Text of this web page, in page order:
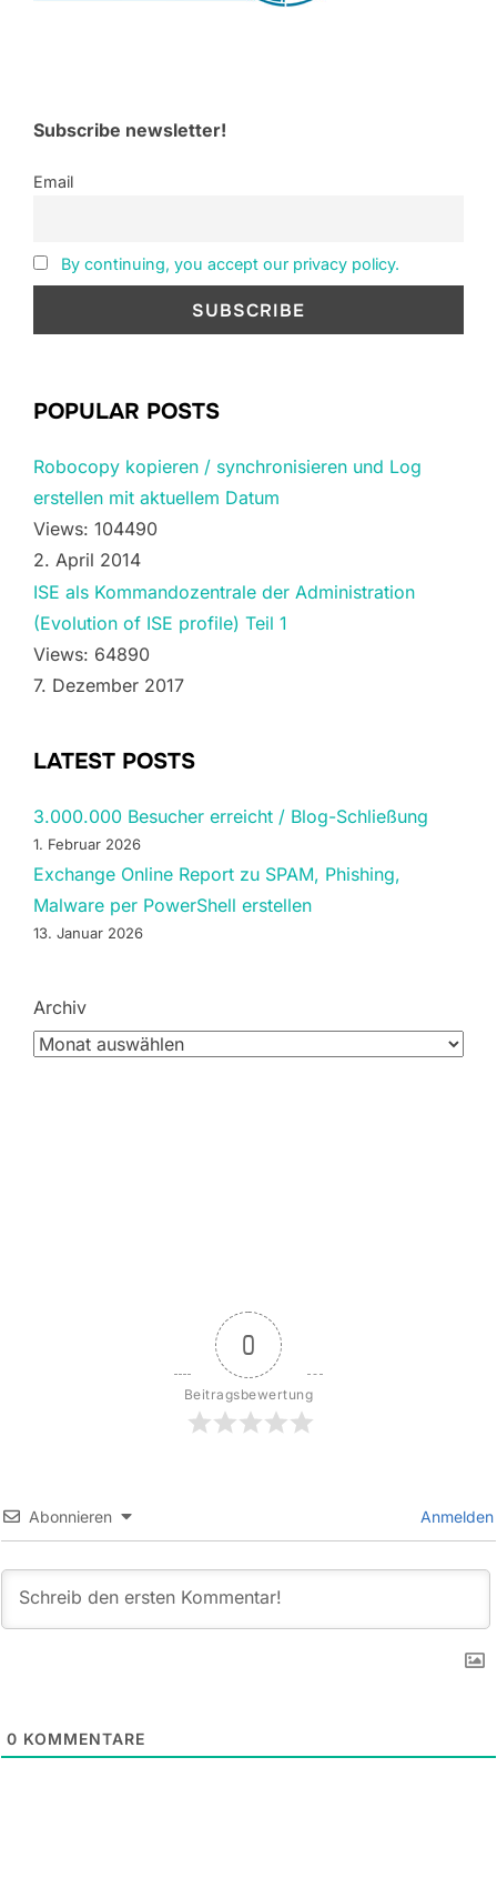
Subscribe newsletter!
Email
By continuing, you accept our privacy policy.
POPULAR POSTS
Robocopy kopieren / synchronisieren und Log
erstellen mit aktuellem Datum
Views: 104490
2. April 2014
ISE als Kommandozentrale der Administration
(Evolution of ISE profile) Teil 1
Views: 64890
7. Dezember 2017
LATEST POSTS
3.000.000 Besucher erreicht / Blog-Schließung
1. Februar 2026
Exchange Online Report zu SPAM, Phishing,
Malware per PowerShell erstellen
13. Januar 2026
Archiv
0
Beitragsbewertung
Abonnieren Anmelden
0 KOMMENTARE